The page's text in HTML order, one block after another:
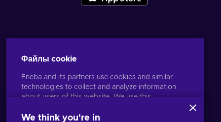
Файлы cookie
Eneba and its partners use cookies and similar
technologies to collect and analyze information
about users of this website. We use this
other services on the site. Your personal data may
We think you're in